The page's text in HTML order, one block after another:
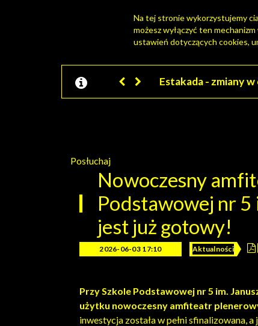
PORTAL MIESZKAŃCA
Jesteśmy w EZD
Posłuchaj
Nowoczesny
Podstawowej nr 5
jest już gotowy!
2026-06-03 17:10 Aktualności
Przy Szkole Podstawowej nr 5 im.
użytku nowoczesny amfiteatr
inwestycja została w pełni sfinalizowana, a
Na tej stronie wykorzystujemy
możesz wyłączyć ten
ustawień dotyczących cookies,